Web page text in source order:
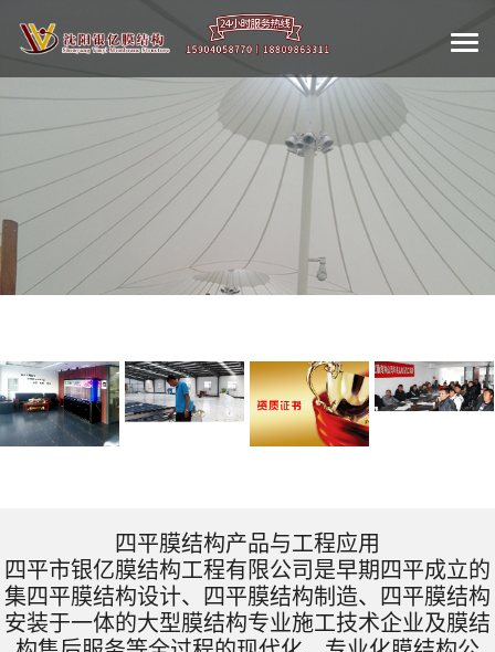
四平膜结构产品与工程应用
四平市银亿膜结构工程有限公司是早期四平成立的
集四平膜结构设计、四平膜结构制造、四平膜结构
安装于一体的大型膜结构专业施工技术企业及膜结